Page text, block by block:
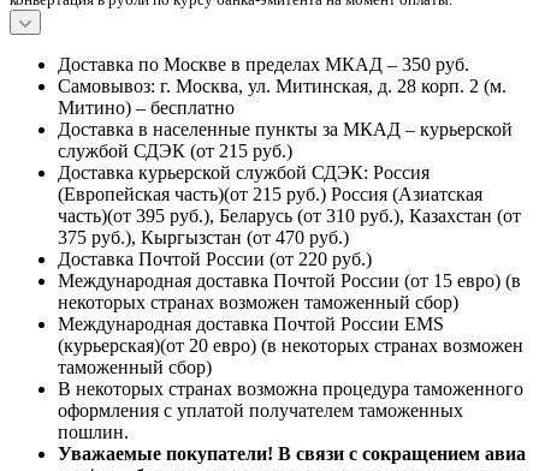
Загрузка отзывов...
понравившийся товар и добавьте его в корзину. Далее
перейдите в Корзину.
Оформление заказа в стандартном режиме выглядит
следующим образом. Заполняете полностью форму по
последовательным этапам: адрес, способ доставки, оплаты,
данные о себе. Нажмите кнопку «Оформить заказ».
Оплата банковской картой на сайте (к оплате
принимаются карты любых банков без комиссии)*
Наличными курьеру (для Москвы)
Наличными или банковской картой в нашем магазине
(для Москвы) – г. Москва, ул. Митинская, д. 28 корп. 2
(вход со дворовой территории на углу жилого дома)
Безналичная оплата (для организаций)
Перевод через платежную систему “Золотая Корона”
Перевод через платежную систему Western Union